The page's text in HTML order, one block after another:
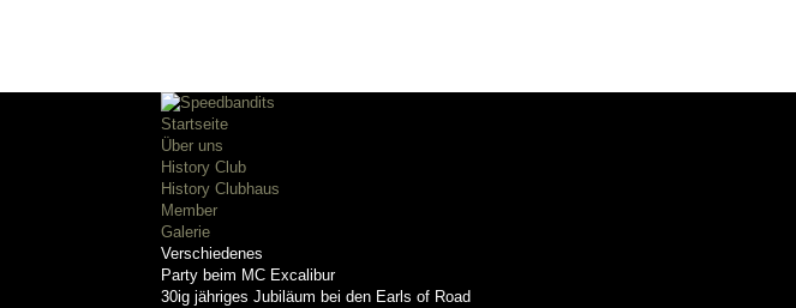
Startseite
Über uns
History Club
History Clubhaus
Member
Galerie
Verschiedenes
Party beim MC Excalibur
30ig jähriges Jubiläum bei den Earls of Road